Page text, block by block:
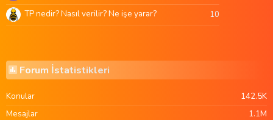
TP nedir? Nasıl verilir? Ne işe yarar? 10
Forum İstatistikleri
Konular
142.5K
Mesajlar
1.1M